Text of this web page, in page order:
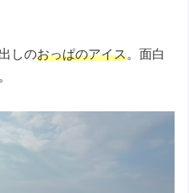
しのおっぱのアイス。面白